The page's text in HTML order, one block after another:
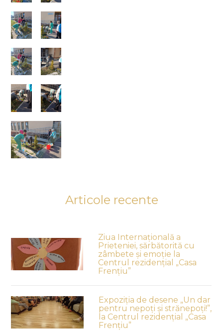
Articole recente
Ziua Internațională a
Prieteniei, sărbătorită cu
zâmbete și emoție la
Centrul rezidențial „Casa
Frențiu”
Expoziția de desene „Un dar
pentru nepoți și strănepoți!”,
la Centrul rezidențial „Casa
Frențiu”